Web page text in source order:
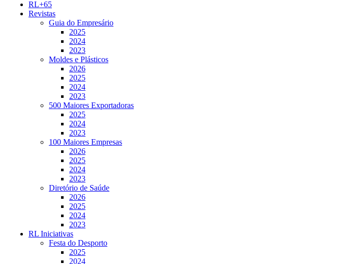
RL+65
Revistas
Guia do Empresário
2025
2024
2023
Moldes e Plásticos
2026
2025
2024
2023
500 Maiores Exportadoras
2025
2024
2023
100 Maiores Empresas
2026
2025
2024
2023
Diretório de Saúde
2026
2025
2024
2023
RL Iniciativas
Festa do Desporto
2025
2024